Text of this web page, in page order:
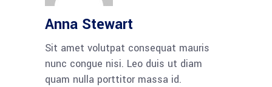
Anna Stewart
Sit amet volutpat consequat mauris
nunc congue nisi. Leo duis ut diam
quam nulla porttitor massa id.